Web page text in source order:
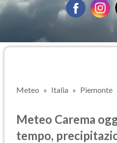
Meteo Italia Piemonte
Meteo Carema
tempo,